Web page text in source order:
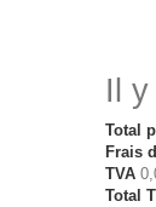
Il
Total
Frais
TVA
Total